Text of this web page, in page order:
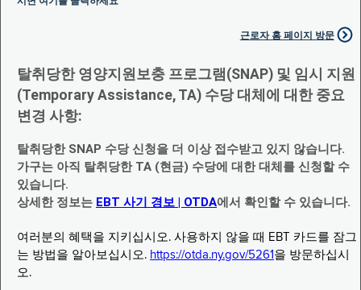
근로자 홈 페이지 방문
탈취당한 영양지원보충 프로그램(SNAP) 및 임시 지원
(Temporary Assistance, TA) 수당 대체에 대한 중요
변경 사항:
탈취당한 SNAP 수당 신청을 더 이상 접수받고 있지 않습니다.
가구는 아직 탈취당한 TA (현금) 수당에 대한 대체를 신청할 수
있습니다.
상세한 정보는 EBT 사기 경보 | OTDA에서 확인할 수 있습니다.
여러분의 혜택을 지키십시오. 사용하지 않을 때 EBT 카드를 잠그
는 방법을 알아보십시오. https://otda.ny.gov/5261 을 방문하십시
오.